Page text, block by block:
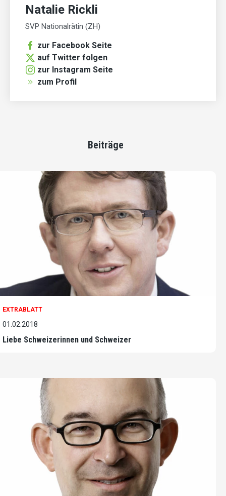
Natalie Rickli
SVP Nationalrätin (ZH)
zur Facebook Seite
auf Twitter folgen
zur Instagram Seite
zum Profil
Beiträge
EXTRABLATT
01.02.2018
Liebe Schweizerinnen und Schweizer